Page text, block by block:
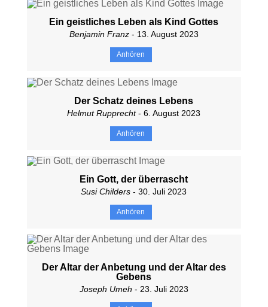
Ein geistliches Leben als Kind Gottes
Benjamin Franz- 13. August 2023
Anhören
Der Schatz deines Lebens
Helmut Rupprecht- 6. August 2023
Anhören
Ein Gott, der überrascht
Susi Childers - 30. Juli 2023
Anhören
Der Altar der Anbetung und der Altar des
Gebens
Joseph Umeh - 23. Juli 2023